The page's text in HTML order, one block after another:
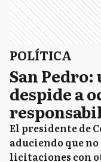
POLÍTICA
San
despide a
El presidente de
aduciendo que
licitaciones con